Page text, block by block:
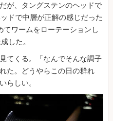
が、タングステンのヘッドで
ドで中層が正解の感じだった
ワームをローテーションし
した。
てくる。「なんでそんな調子
た。どうやらこの日の群れ
らしい。